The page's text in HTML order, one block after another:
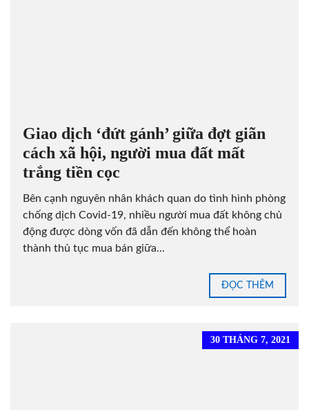
Giao dịch ‘đứt gánh’ giữa đợt giãn
cách xã hội, người mua đất mất
trắng tiền cọc
Bên cạnh nguyên nhân khách quan do tình hình phòng
chống dịch Covid-19, nhiều người mua đất không chủ
động được dòng vốn đã dẫn đến không thể hoàn
thành thủ tục mua bán giữa...
ĐỌC THÊM
30 THÁNG 7, 2021